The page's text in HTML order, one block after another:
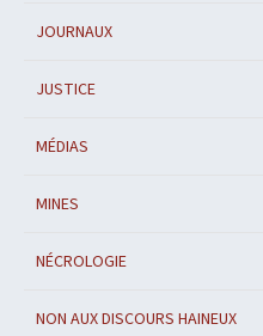
JOURNAUX
JUSTICE
MÉDIAS
MINES
NÉCROLOGIE
NON AUX DISCOURS HAINEUX